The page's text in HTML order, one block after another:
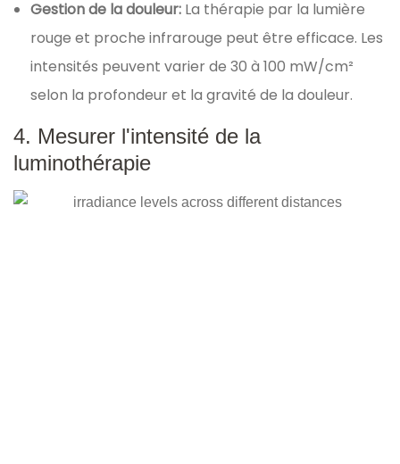
Gestion de la douleur: La thérapie par la lumière
rouge et proche infrarouge peut être efficace. Les
intensités peuvent varier de 30 à 100 mW/cm²
selon la profondeur et la gravité de la douleur.
4. Mesurer l'intensité de la
luminothérapie